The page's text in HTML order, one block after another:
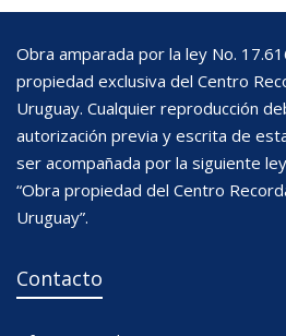
Obra amparada por la ley No.
propiedad exclusiva del Centro
Uruguay. Cualquier reproducción
autorización previa y escrita de
ser acompañada por la siguiente
“Obra propiedad del Centro
Uruguay”.
Contacto